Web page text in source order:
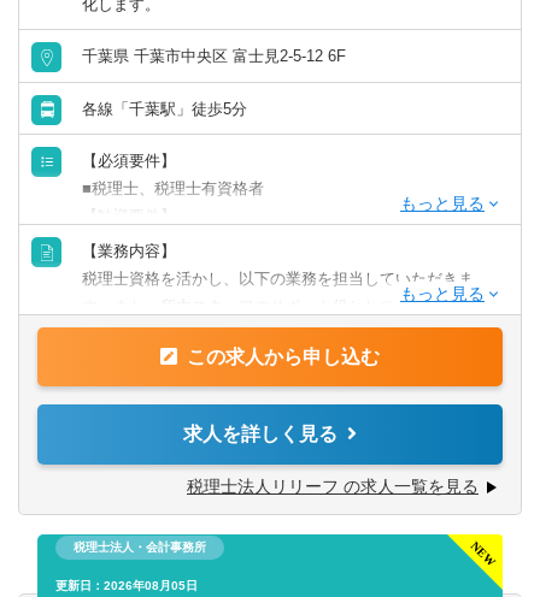
化します。
千葉県 千葉市中央区 富士見2-5-12 6F
各線「千葉駅」徒歩5分
【必須要件】
■税理士、税理士有資格者
【歓迎要件】
■後輩指導（マネジメント）のご経験
■会計事務所での勤務のご経験
【求める人物像】
■チャレンジ精神がある
税理士事務所での仕事をお客様に対する「サービス」とし
■コツコツ努力できる
■明るい、人と話すのが好き、事務作業が好き、数字にこだ
わる
■ゆくゆくは経営層として活躍していきたいという意欲をお
持ちの方
【業務内容】
税理士資格を活かし、以下の業務を担当していただきま
す。また、所内スタッフのサポート役としても期待してお
【具体的には】
業務は多岐に渡り、コンサルティング業務（30～50件程
チャレンジ意欲のある方には、やってみたい業務を積極的
にお任せ致します！
■資産税業務
■各種申告書作成、確定申告業務
この求人から申し込む
求人を詳しく見る
税理士法人リリーフ の求人一覧を見る
税理士法人・会計事務所
更新日：2026年08月05日